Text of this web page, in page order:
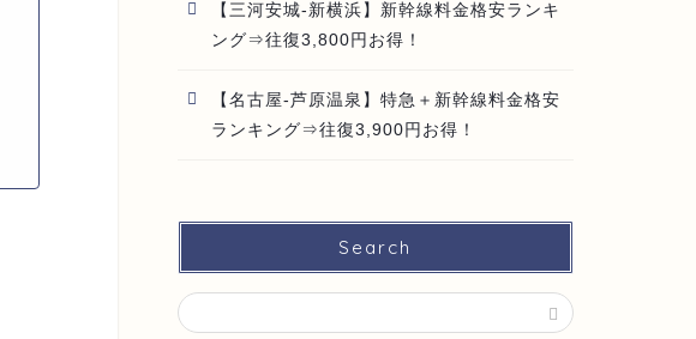
【三河安城-新横浜】新幹線料金格安ランキ
ング⇒往復3,800円お得！
【名古屋-芦原温泉】特急＋新幹線料金格安
ランキング⇒往復3,900円お得！
Search